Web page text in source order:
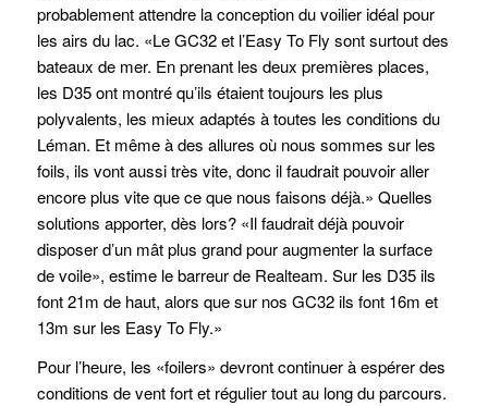
probablement attendre la conception du voilier idéal pour
les airs du lac. «Le GC32 et l’Easy To Fly sont surtout des
bateaux de mer. En prenant les deux premières places,
les D35 ont montré qu’ils étaient toujours les plus
polyvalents, les mieux adaptés à toutes les conditions du
Léman. Et même à des allures où nous sommes sur les
foils, ils vont aussi très vite, donc il faudrait pouvoir aller
encore plus vite que ce que nous faisons déjà.» Quelles
solutions apporter, dès lors? «Il faudrait déjà pouvoir
disposer d’un mât plus grand pour augmenter la surface
de voile», estime le barreur de Realteam. Sur les D35 ils
font 21m de haut, alors que sur nos GC32 ils font 16m et
13m sur les Easy To Fly.»
Pour l’heure, les «foilers» devront continuer à espérer des
conditions de vent fort et régulier tout au long du parcours.